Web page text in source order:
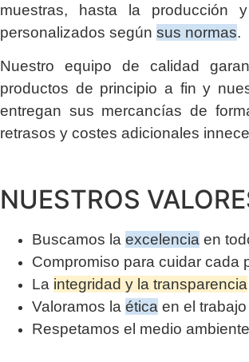
muestras, hasta la producción
personalizados según sus normas.
Nuestro equipo de calidad
productos de principio a fin y
entregan sus mercancías de
retrasos y costes adicionales
NUESTROS
Buscamos la excelencia en
Compromiso para cuidar cada
La integridad y la transparencia
Valoramos la ética en el
Respetamos el medio